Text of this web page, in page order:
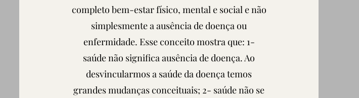
completo bem-estar físico, mental e social e não
simplesmente a ausência de doença ou
enfermidade. Esse conceito mostra que: 1-
saúde não significa ausência de doença. Ao
desvincularmos a saúde da doença temos
grandes mudanças conceituais; 2- saúde não se